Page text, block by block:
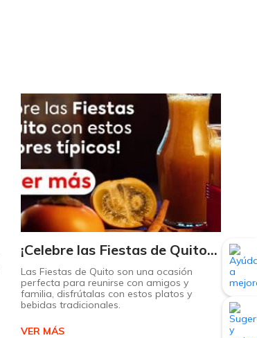
¡Celebre las Fiestas de Quito con estos sabores típicos!
Las Fiestas de Quito son una ocasión
perfecta para reunirse con amigos y
familia, disfrútalas con estos platos y
bebidas tradicionales.
VER MÁS